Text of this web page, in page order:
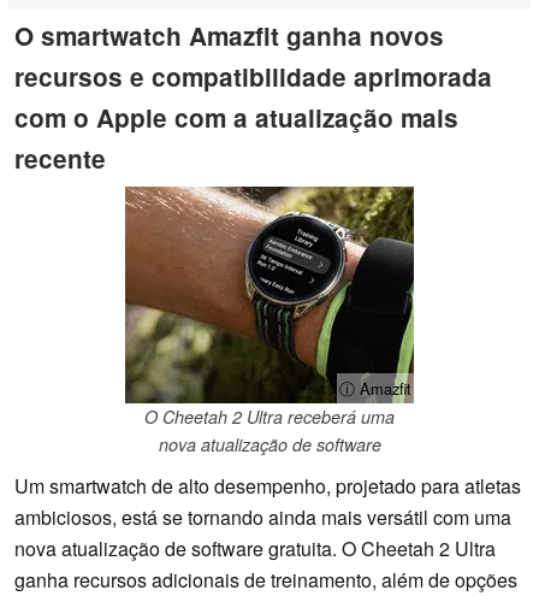
O smartwatch Amazfit ganha novos
recursos e compatibilidade aprimorada
com o Apple com a atualização mais
recente
ⓘ Amazfit
O Cheetah 2 Ultra receberá uma
nova atualização de software
Um smartwatch de alto desempenho, projetado para atletas
ambiciosos, está se tornando ainda mais versátil com uma
nova atualização de software gratuita. O Cheetah 2 Ultra
ganha recursos adicionais de treinamento, além de opções